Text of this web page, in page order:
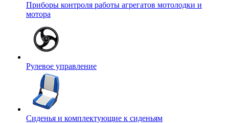
Приборы контроля работы агрегатов мотолодки и
мотора
Рулевое управление
Сиденья и комплектующие к сиденьям